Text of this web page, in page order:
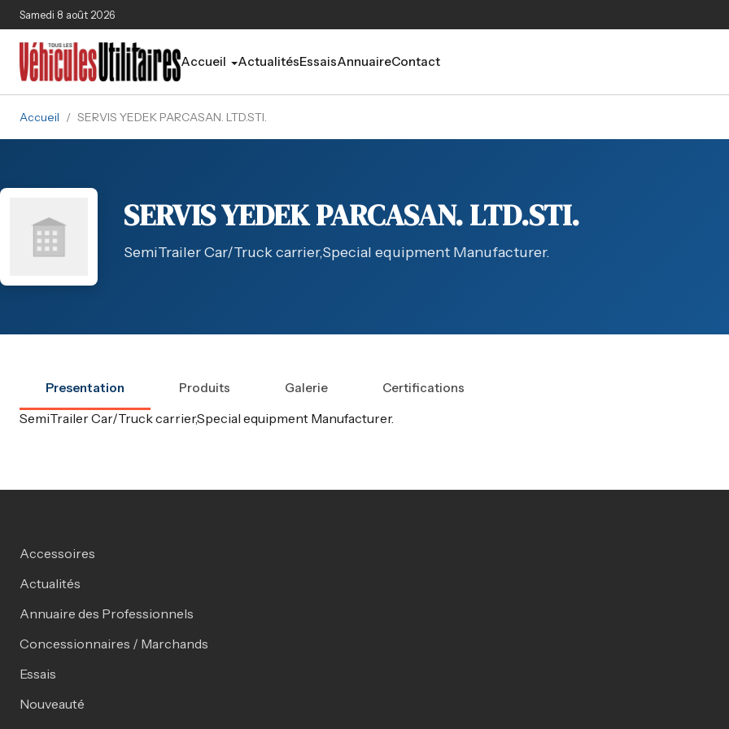
Aller au contenu principal
Samedi 8 août 2026
Accueil ActualitésEssaisAnnuaireContact
Accueil / SERVIS YEDEK PARCASAN. LTD.STI.
SERVIS YEDEK PARCASAN. LTD.STI.
SemiTrailer Car/Truck carrier,Special equipment Manufacturer.
Presentation Produits Galerie Certifications
SemiTrailer Car/Truck carrier,Special equipment Manufacturer.
Accessoires
Actualités
Annuaire des Professionnels
Concessionnaires / Marchands
Essais
Nouveauté